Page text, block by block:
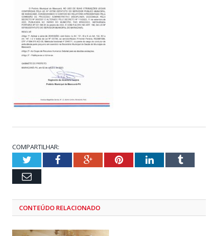
COMPARTILHAR:
TwitterFacebookGoogle+PinterestLinkedInTumblr
Email
CONTEÚDO RELACIONADO